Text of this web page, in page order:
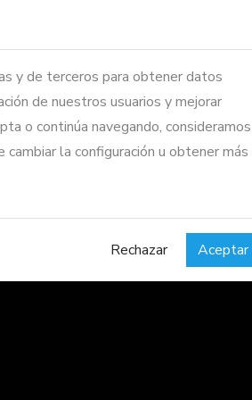
y de terceros para obtener datos
de nuestros usuarios y mejorar
o continúa navegando, consideramos
cambiar la configuración u obtener más
Rechazar Aceptar